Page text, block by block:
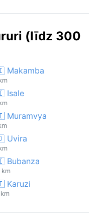
(līdz 300
Isale
Uvira
km
Karuzi